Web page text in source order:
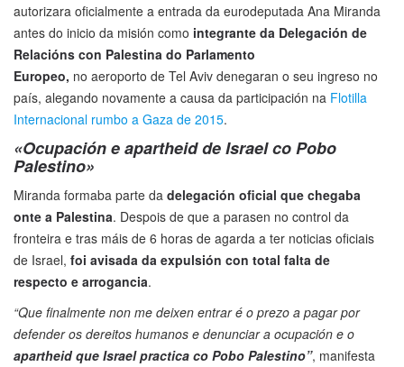
autorizara oficialmente a entrada da eurodeputada Ana Miranda
antes do inicio da misión como integrante da Delegación de
Relacións con Palestina do Parlamento
Europeo, no aeroporto de Tel Aviv denegaran o seu ingreso no
país, alegando novamente a causa da participación na Flotilla
Internacional rumbo a Gaza de 2015.
«Ocupación e apartheid de Israel co Pobo
Palestino»
Miranda formaba parte da delegación oficial que chegaba
onte a Palestina. Despois de que a parasen no control da
fronteira e tras máis de 6 horas de agarda a ter noticias oficiais
de Israel, foi avisada da expulsión con total falta de
respecto e arrogancia.
“Que finalmente non me deixen entrar é o prezo a pagar por
defender os dereitos humanos e denunciar a ocupación e o
apartheid que Israel practica co Pobo Palestino”, manifesta